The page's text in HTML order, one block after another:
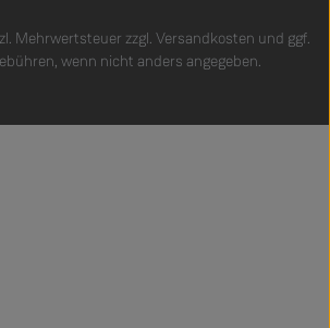
Mehrwertsteuer zzgl. Versandkosten und ggf.
wenn nicht anders angegeben.